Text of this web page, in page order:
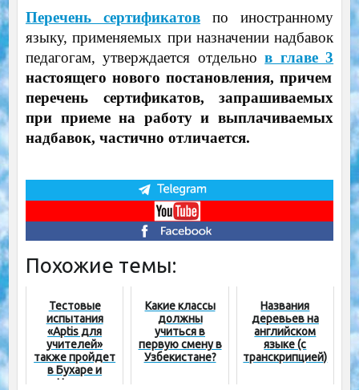
Перечень сертификатовпо иностранному
языку, применяемых при назначении надбавок
педагогам, утверждается отдельнов главе 3
настоящего нового постановления, причем
перечень сертификатов, запрашиваемых
при приеме на работу и выплачиваемых
надбавок, частично отличается.
Похожие темы:
Тестовые
испытания
«Aptis для
учителей»
также пройдет
в Бухаре и
Нукусе
Какие классы
должны
учиться в
первую смену в
Узбекистане?
Названия
деревьев на
английском
языке (с
транскрипцией)